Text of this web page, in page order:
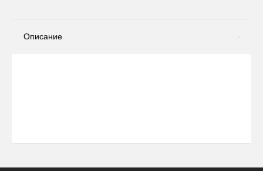
Описание